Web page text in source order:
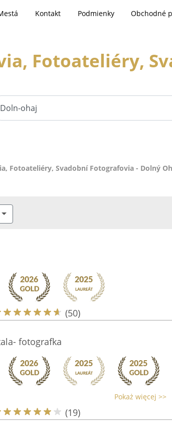
Kontakt Podmienky Obchodné
Fotoateliéry,
Fotoateliéry, Svadobní Fotografovia - Dolný
(50)
fotografka
Pokaż więcej >>
(19)